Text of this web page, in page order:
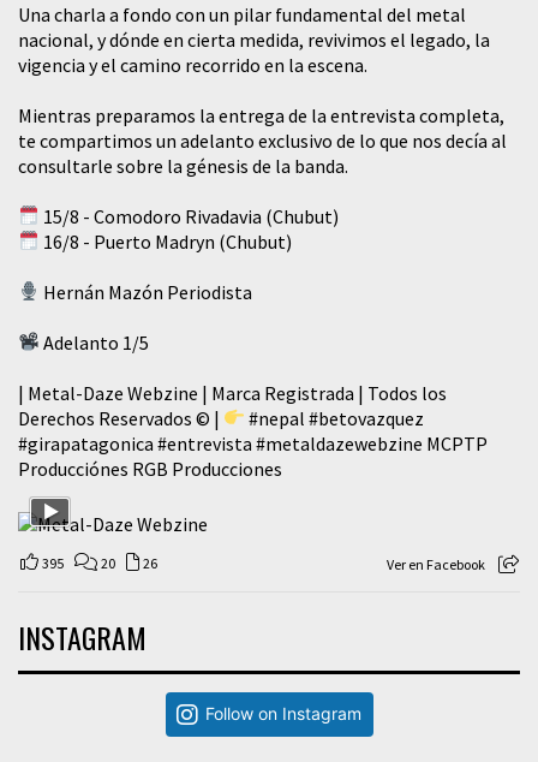
​Una charla a fondo con un pilar fundamental del metal
nacional, y dónde en cierta medida, revivimos el legado, la
vigencia y el camino recorrido en la escena.
Mientras preparamos la entrega de la entrevista completa,
te compartimos un adelanto exclusivo de lo que nos decía al
consultarle sobre la génesis de la banda.
15/8 - Comodoro Rivadavia (Chubut)
16/8 - Puerto Madryn (Chubut)
Hernán Mazón Periodista
Adelanto 1/5
| Metal-Daze Webzine | Marca Registrada | Todos los
Derechos Reservados © |
#nepal #betovazquez
#girapatagonica #entrevista #metaldazewebzine MCPTP
Producciónes RGB Producciones
395 20 26 Ver en Facebook
INSTAGRAM
Follow on Instagram